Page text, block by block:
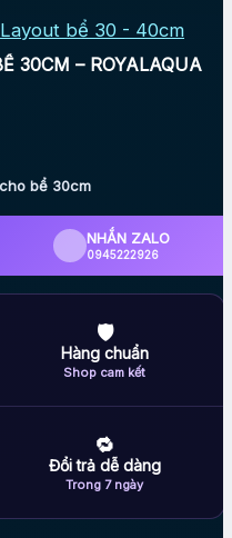
Layout bể 30 - 40cm
30CM – ROYALAQUA
bể 30cm
NHẮN ZALO
0945222926
🛡
Hàng chuẩn
Shop cam kết
🔁
Đổi trả dễ dàng
Trong 7 ngày